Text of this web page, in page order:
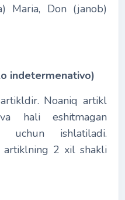
Maria, Don (janob)
indetermenativo)
Noaniq artikl
hali eshitmagan
uchun ishlatiladi.
artiklning 2 xil shakli